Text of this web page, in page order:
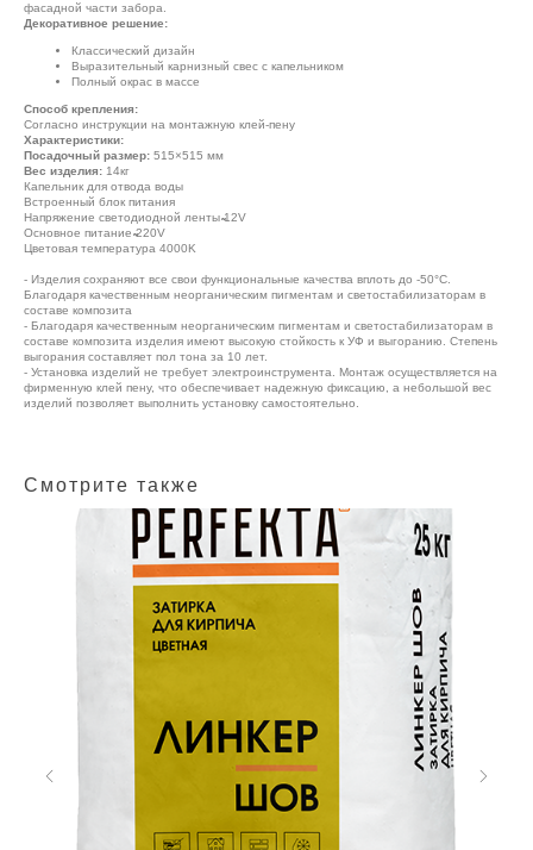
фасадной части забора.
Декоративное решение:
Классический дизайн
Выразительный карнизный свес с капельником
Полный окрас в массе
Способ крепления:
Согласно инструкции на монтажную клей-пену
Характеристики:
Посадочный размер: 515×515 мм
Вес изделия: 14кг
Капельник для отвода воды
Встроенный блок питания
Напряжение светодиодной ленты ̴̴12V
Основное питание ̴̴220V
Цветовая температура 4000K
- Изделия сохраняют все свои функциональные качества вплоть до -50°С.
Благодаря качественным неорганическим пигментам и светостабилизаторам в
составе композита
- Благодаря качественным неорганическим пигментам и светостабилизаторам в
составе композита изделия имеют высокую стойкость к УФ и выгоранию. Степень
выгорания составляет пол тона за 10 лет.
- Установка изделий не требует электроинструмента. Монтаж осуществляется на
фирменную клей пену, что обеспечивает надежную фиксацию, а небольшой вес
изделий позволяет выполнить установку самостоятельно.
Смотрите также